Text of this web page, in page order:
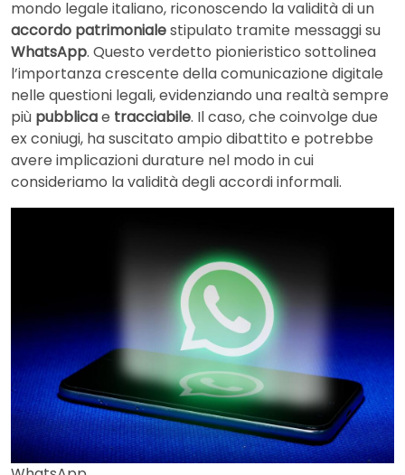
mondo legale italiano, riconoscendo la validità di un
accordo patrimonialestipulato tramite messaggi su
WhatsApp. Questo verdetto pionieristico sottolinea
l’importanza crescente della comunicazione digitale
nelle questioni legali, evidenziando una realtà sempre
più pubblicae tracciabile. Il caso, che coinvolge due
ex coniugi, ha suscitato ampio dibattito e potrebbe
avere implicazioni durature nel modo in cui
consideriamo la validità degli accordi informali.